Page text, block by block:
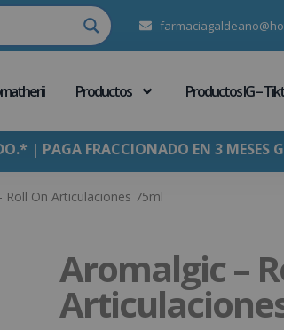
Productos Productos IG –
| PAGA FRACCIONADO EN 3 MESES
Roll On Articulaciones 75ml
Aromalgic –